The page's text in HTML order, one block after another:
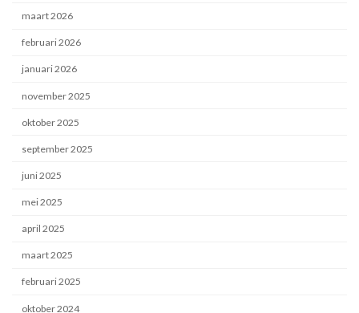
maart 2026
februari 2026
januari 2026
november 2025
oktober 2025
september 2025
juni 2025
mei 2025
april 2025
maart 2025
februari 2025
oktober 2024